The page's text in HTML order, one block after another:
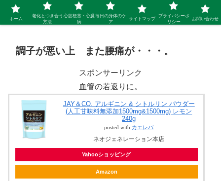
シニア 新しい人生を開拓するブログ
調子が悪い上 また腰痛が・・・。
スポンサーリンク
血管の若返りに。
JAY＆CO. アルギニン & シトルリン パウダー
(人工甘味料無添加1500mg&1500mg) レモン
240g
posted with カエレバ
ネオジェネレーション本店
Yahooショッピング
Amazon
ホーム
老化とつき合う
方法
心筋梗塞・心臓
病
毎日の身体のケ
ア
サイトマップ
プライバシーポ
リシー
お問い合わせ